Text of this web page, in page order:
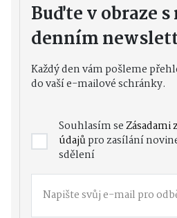
Buďte v obraze
denním
Každý den vám pošleme
do vaší e-mailové schránky.
Souhlasím seZásadami
údajůpro zasílání
sdělení